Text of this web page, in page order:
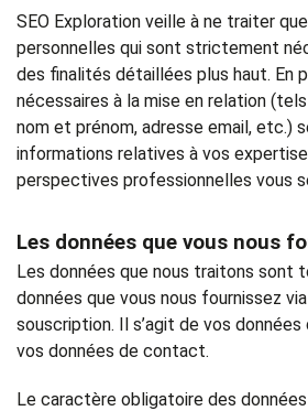
SEO Exploration veille à ne traiter
personnelles qui sont strictement
des finalités détaillées plus haut. En
nécessaires à la mise en relation
nom et prénom, adresse email, etc.)
informations relatives à vos
perspectives professionnelles vous
Les données que vous nous
Les données que nous traitons sont
données que vous nous fournissez
souscription. Il s’agit de vos données
vos données de contact.
Le caractère obligatoire des